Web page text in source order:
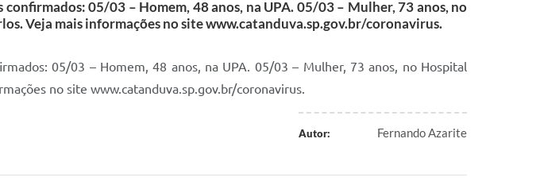
05/03 – Homem, 48 anos, na UPA. 05/03 – Mulher, 73 anos, no
Veja mais informações no site www.catanduva.sp.gov.br/coronavirus.
05/03 – Homem, 48 anos, na UPA. 05/03 – Mulher, 73 anos, no Hospital
no site www.catanduva.sp.gov.br/coronavirus.
Autor: Fernando Azarite